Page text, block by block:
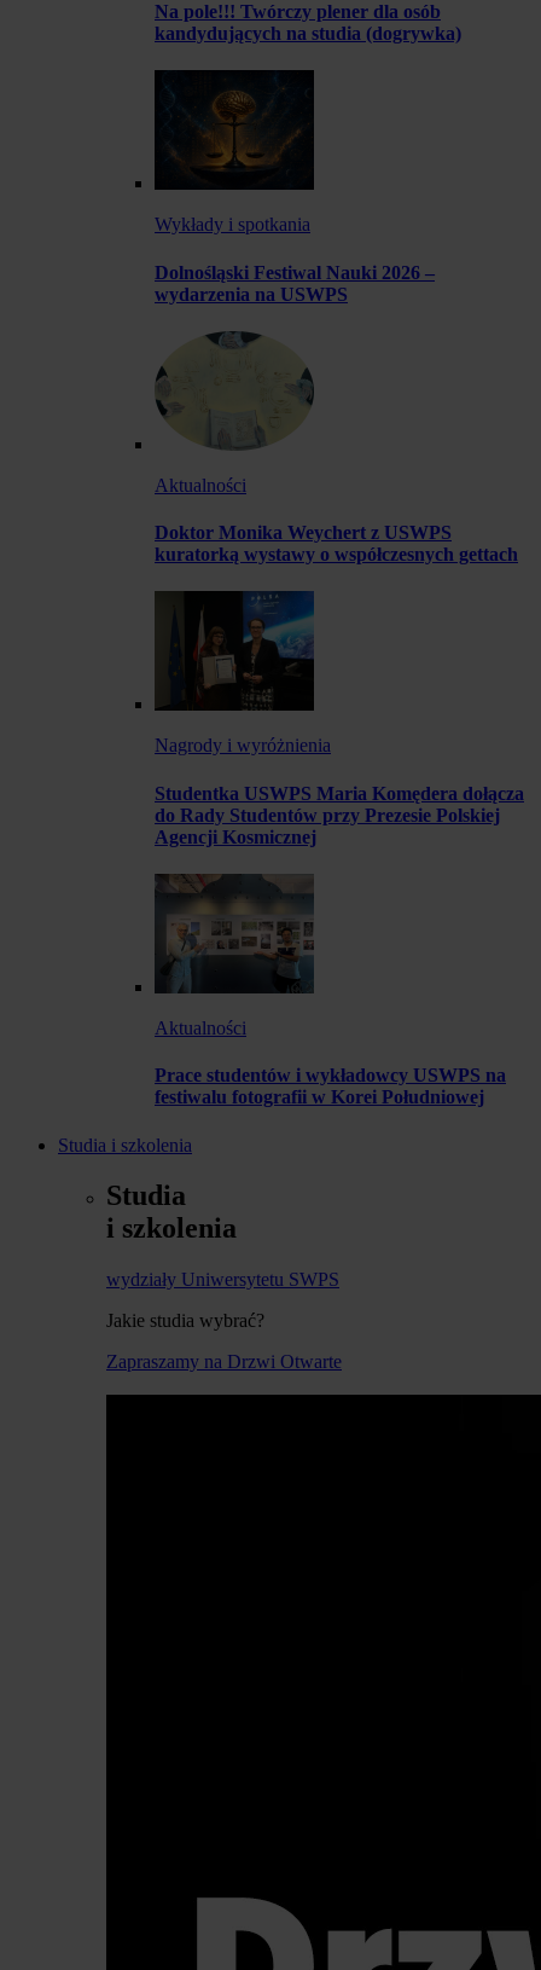
Na pole!!! Twórczy plener dla osób
kandydujących na studia (dogrywka)
Wykłady i spotkania
Dolnośląski Festiwal Nauki 2026 –
wydarzenia na USWPS
Aktualności
Doktor Monika Weychert z USWPS
kuratorką wystawy o współczesnych gettach
Nagrody i wyróżnienia
Studentka USWPS Maria Komędera dołącza
do Rady Studentów przy Prezesie Polskiej
Agencji Kosmicznej
Aktualności
Prace studentów i wykładowcy USWPS na
festiwalu fotografii w Korei Południowej
Studia i szkolenia
Studia
i szkolenia
wydziały Uniwersytetu SWPS
Jakie studia wybrać?
Zapraszamy na Drzwi Otwarte